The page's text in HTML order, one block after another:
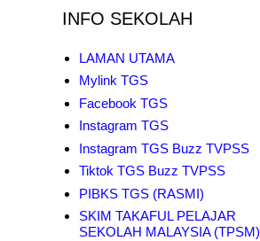
INFO SEKOLAH
LAMAN UTAMA
Mylink TGS
Facebook TGS
Instagram TGS
Instagram TGS Buzz TVPSS
Tiktok TGS Buzz TVPSS
PIBKS TGS (RASMI)
SKIM TAKAFUL PELAJAR
SEKOLAH MALAYSIA (TPSM)